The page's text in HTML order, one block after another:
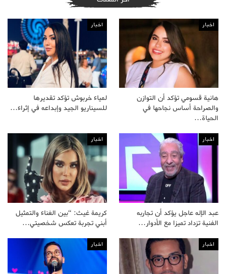
اخبار
هانية قسومي تؤكد أن التوازن
والصراحة أساس نجاحها في
الحياة…
اخبار
لمياء خربوش تؤكد تقديرها
للسيناريو الجيد وإبداعه في إثراء…
اخبار
عبد الإله عاجل يؤكد أن تجاربه
الفنية تزداد تميزا مع الأدوار…
اخبار
كريمة غيث: “بين الغناء والتمثيل
أبني تجربة تعكس شخصيتي…
اخبار اخبار